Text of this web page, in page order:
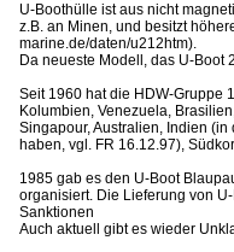
U-Boothülle ist aus nicht
z.B. an Minen, und besitzt
marine.de/daten/u212htm).
Da neueste Modell, das U-Boot
Seit 1960 hat die HDW-Gruppe
Kolumbien, Venezuela,
Singapour, Australien, Indien
haben, vgl. FR 16.12.97),
1985 gab es den U-Boot
organisiert. Die Lieferung von
Sanktionen
Auch aktuell gibt es wieder